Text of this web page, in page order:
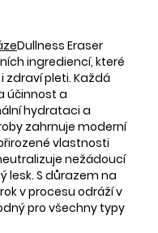
Dullness Eraser
ingrediencí, které
zdraví pleti. Každá
účinnost a
hydrataci a
zahrnuje moderní
vlastnosti
nežádoucí
lesk. S důrazem na
v procesu odráží v
pro všechny typy